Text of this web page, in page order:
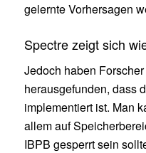
gelernte Vorhersagen
Spectre zeigt sich
Jedoch haben
herausgefunden, dass
implementiert ist. Man
allem auf
IBPB gesperrt sein